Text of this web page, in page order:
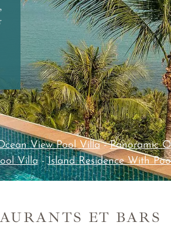
View Pool Villa-Panoramic
Villa-Island Residence With
ET BARS